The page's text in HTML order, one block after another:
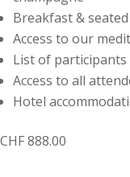
Breakfast &
Access to our
List of
Access to all
Hotel
CHF888.00